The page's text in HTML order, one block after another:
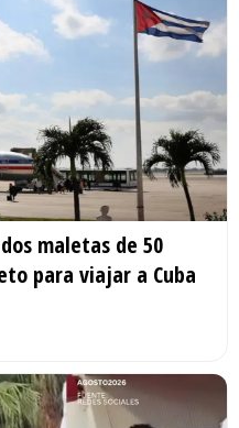
maletas de 50
para viajar a Cuba